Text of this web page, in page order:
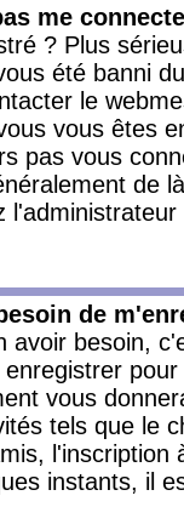
me
? Plus
été banni
le
vous êtes
pas vous
de
de
avoir besoin,
vous
tels que le
instants, il